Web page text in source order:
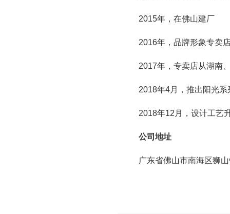
2015年，在佛山建厂
2016年，品牌形象专卖
2017年，专卖店从湖南
2018年4月，推出阳光系
2018年12月，设计工艺
公司地址
广东省佛山市南海区狮